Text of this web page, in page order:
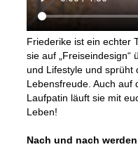
Friederike ist ein echter
sie auf „Freiseindesign“
und Lifestyle und sprüht
Lebensfreude. Auch auf
Laufpatin läuft sie mit
Leben!
Nach und nach